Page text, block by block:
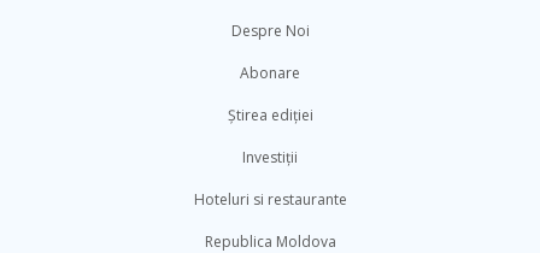
Despre Noi
Abonare
Știrea ediției
Investiții
Hoteluri si restaurante
Republica Moldova